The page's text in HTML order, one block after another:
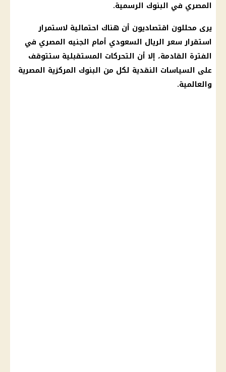
المصري في البنوك الرسمية.
يرى محللون اقتصاديون أن هناك احتمالية لاستمرار
استقرارسعر الريال السعودي أمام الجنيه المصري في
الفترة القادمة، إلا أن التحركات المستقبلية ستتوقف
على السياسات النقدية لكل من البنوك المركزية المصرية
والعالمية.